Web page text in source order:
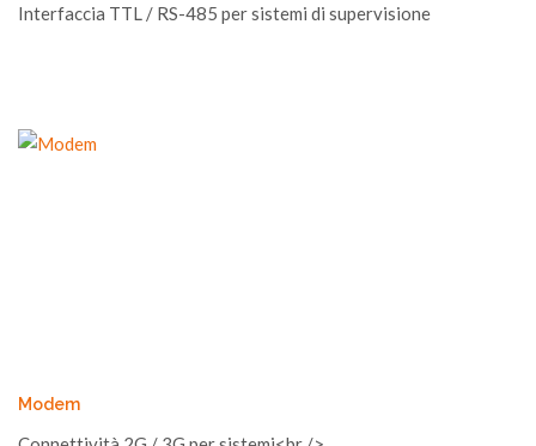
Interfaccia TTL / RS-485 per sistemi di supervisione
Modem